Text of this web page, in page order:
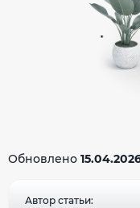
Обновлено
Автор статьи: